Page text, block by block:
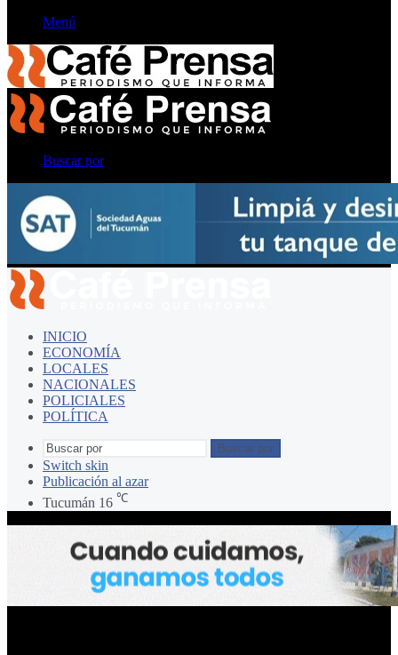
Menú
Buscar por
INICIO
ECONOMÍA
LOCALES
NACIONALES
POLICIALES
POLÍTICA
Buscar por
Switch skin
Publicación al azar
Tucumán 16 ℃